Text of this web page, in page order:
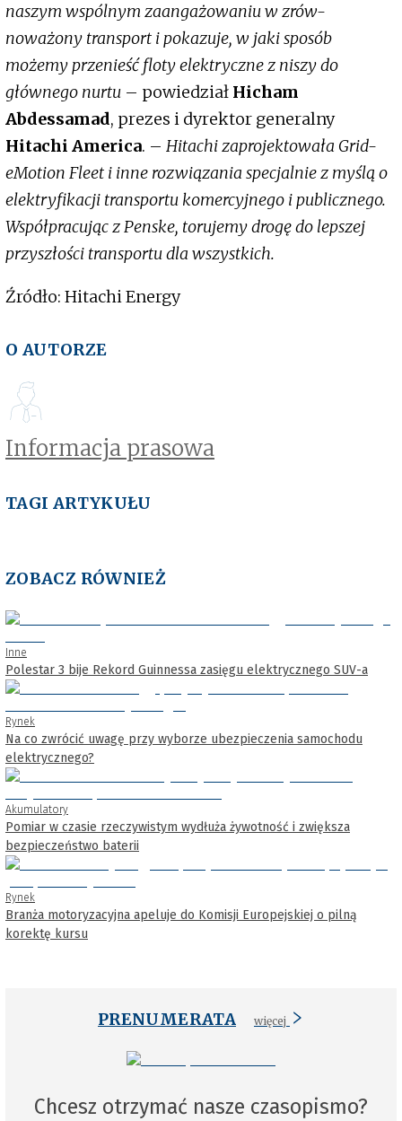
naszym wspólnym zaangażowaniu w zrów-
noważony transport i pokazuje, w jaki sposób
możemy przenieść floty elektryczne z niszy do
głównego nurtu – powiedział Hicham
Abdessamad, prezes i dyrektor generalny
Hitachi America. – Hitachi zaprojektowała Grid-
eMotion Fleet i inne rozwiązania specjalnie z myślą o
elektryfikacji transportu komercyjnego i publicznego.
Współpracując z Penske, torujemy drogę do lepszej
przyszłości transportu dla wszystkich.
Źródło: Hitachi Energy
O AUTORZE
Informacja prasowa
TAGI ARTYKUŁU
ZOBACZ RÓWNIEŻ
Inne
Polestar 3 bije Rekord Guinnessa zasięgu elektrycznego SUV-a
Rynek
Na co zwrócić uwagę przy wyborze ubezpieczenia samochodu
elektrycznego?
Akumulatory
Pomiar w czasie rzeczywistym wydłuża żywotność i zwiększa
bezpieczeństwo baterii
Rynek
Branża motoryzacyjna apeluje do Komisji Europejskiej o pilną
korektę kursu
PRENUMERATA więcej
Chcesz otrzymać nasze czasopismo?